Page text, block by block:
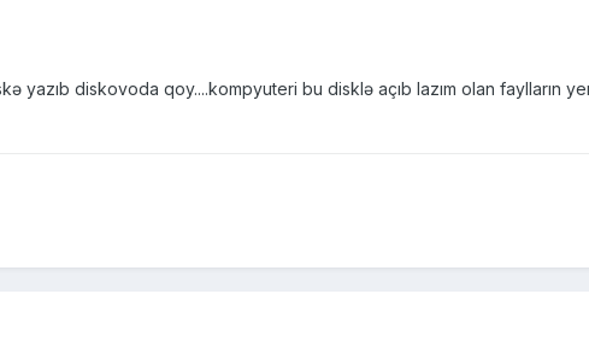
yazıb diskovoda qoy....kompyuteri bu disklə açıb lazım olan faylların